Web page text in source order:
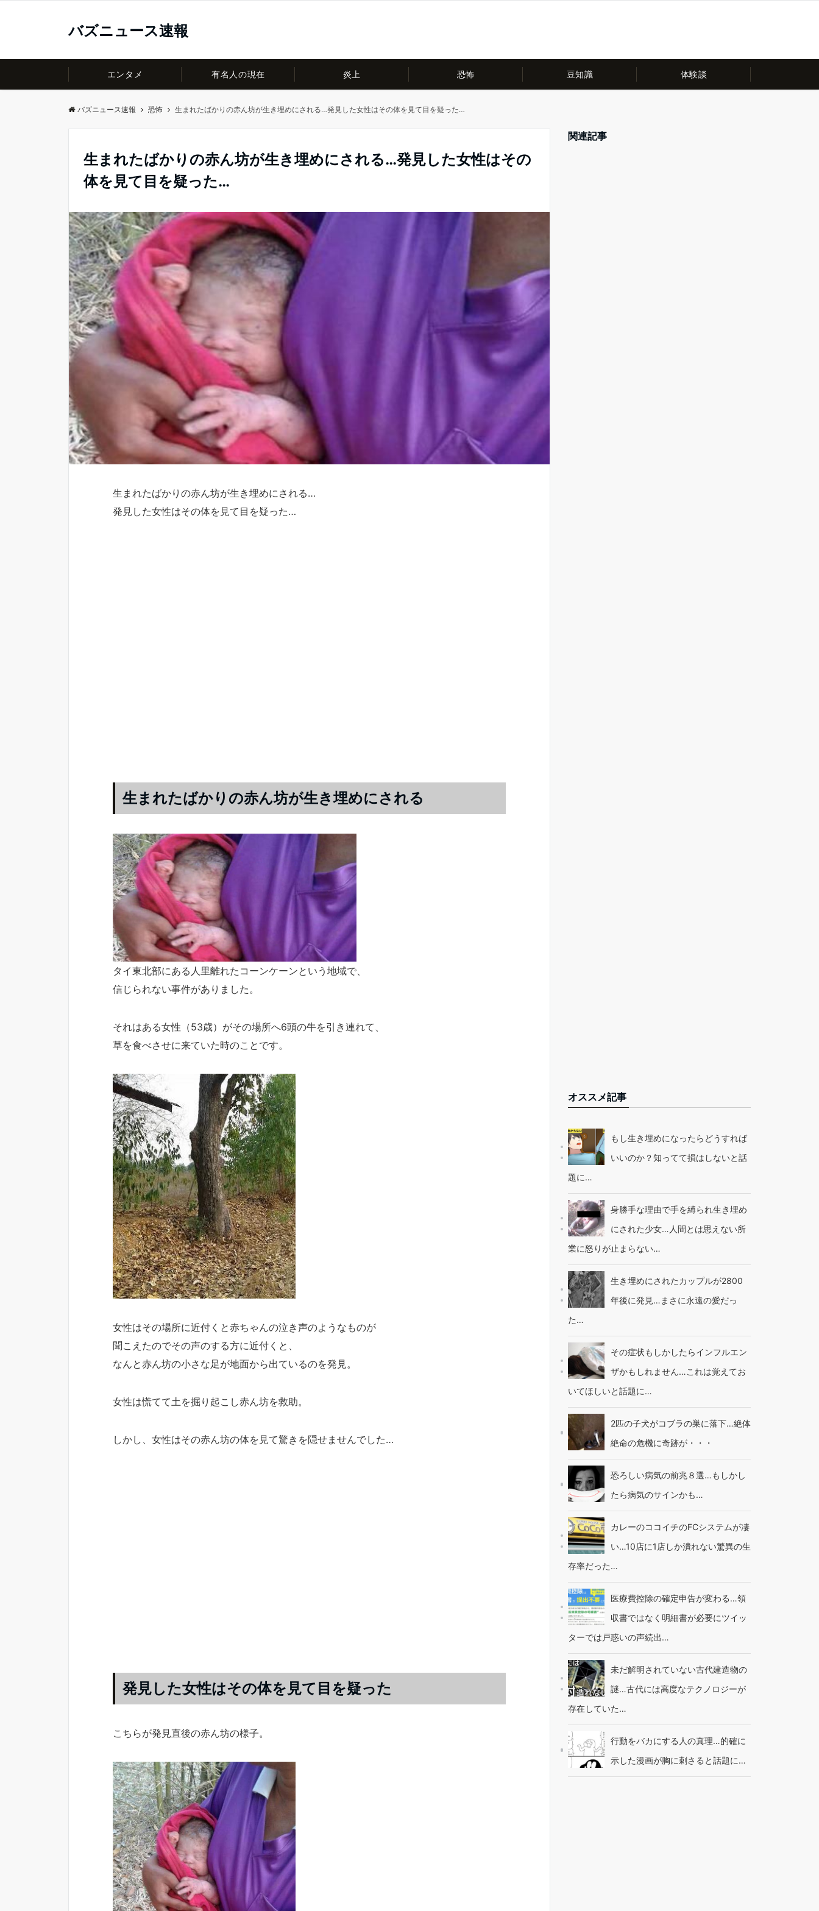
バズニュース速報
エンタメ 有名人の現在 炎上 恐怖 豆知識 体験談
バズニュース速報 恐怖 生まれたばかりの赤ん坊が生き埋めにされる…発見した女性はその体を見て目を疑った…
生まれたばかりの赤ん坊が生き埋めにされる…発見した女性はその
体を見て目を疑った…
生まれたばかりの赤ん坊が生き埋めにされる…
発見した女性はその体を見て目を疑った…
生まれたばかりの赤ん坊が生き埋めにされる
タイ東北部にある人里離れたコーンケーンという地域で、
信じられない事件がありました。
それはある女性（53歳）がその場所へ6頭の牛を引き連れて、
草を食べさせに来ていた時のことです。
女性はその場所に近付くと赤ちゃんの泣き声のようなものが
聞こえたのでその声のする方に近付くと、
なんと赤ん坊の小さな足が地面から出ているのを発見。
女性は慌てて土を掘り起こし赤ん坊を救助。
しかし、女性はその赤ん坊の体を見て驚きを隠せませんでした…
発見した女性はその体を見て目を疑った
こちらが発見直後の赤ん坊の様子。
関連記事
オススメ記事
もし生き埋めになったらどうすれば
いいのか？知ってて損はしないと話
題に…
身勝手な理由で手を縛られ生き埋め
にされた少女…人間とは思えない所
業に怒りが止まらない…
生き埋めにされたカップルが2800
年後に発見…まさに永遠の愛だっ
た…
その症状もしかしたらインフルエン
ザかもしれません…これは覚えてお
いてほしいと話題に…
2匹の子犬がコブラの巣に落下…絶体
絶命の危機に奇跡が・・・
恐ろしい病気の前兆８選…もしかし
たら病気のサインかも…
カレーのココイチのFCシステムが凄
い…10店に1店しか潰れない驚異の生
存率だった…
医療費控除の確定申告が変わる…領
収書ではなく明細書が必要にツイッ
ターでは戸惑いの声続出…
未だ解明されていない古代建造物の
謎…古代には高度なテクノロジーが
存在していた…
行動をバカにする人の真理…的確に
示した漫画が胸に刺さると話題に…